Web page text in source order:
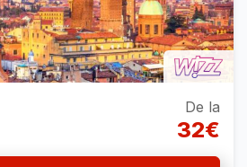
De la
32€